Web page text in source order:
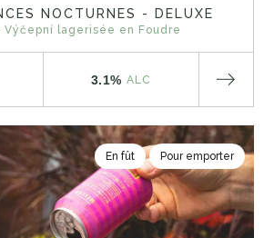
NOCTURNES - DELUXE
Výčepní lagerisée en Foudre
3.1% ALC
En fût Pour emporter